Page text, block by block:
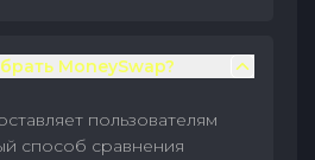
MoneySwap?
пользователям
способ сравнения